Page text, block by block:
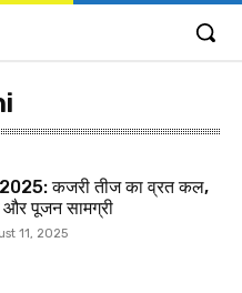
कजरी तीज का व्रत कल,
और पूजन सामग्री
11, 2025